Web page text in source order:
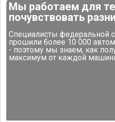
Мы работаем для
почувствовать
Специалисты федеральной
прошили более 10 000
- поэтому мы знаем, как
максимум от каждой